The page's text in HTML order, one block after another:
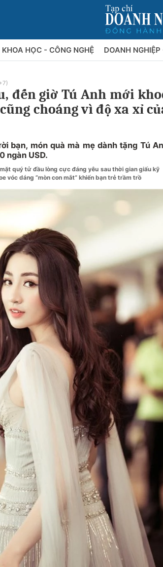
KHOA HỌC - CÔNG NGHỆ DOANH
đến giờ Tú Anh mới
choáng vì độ xa xỉ
bạn, món quà mà mẹ dành tặng Tú
ngàn USD.
quý tử đầu lòng cực đáng yêu sau thời gian giấu kỹ
vóc dáng “mòn con mắt” khiến bạn trẻ trầm trồ